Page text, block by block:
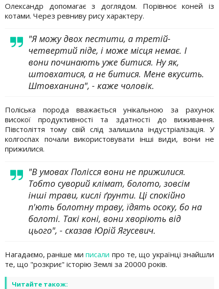
Олександр допомагає з доглядом. Порівнює коней із
котами. Через ревниву рису характеру.
"Я можу двох пестити, а третій-
четвертий піде, і може місця немає. І
вони починають уже битися. Ну як,
штовхатися, а не битися. Мене вкусить.
Штовханина", - каже чоловік.
Поліська порода вважається унікальною за рахунок
високої продуктивності та здатності до виживання.
Півстоліття тому свій слід залишила індустріалізація. У
колгоспах почали використовувати інші види, вони не
прижилися.
"В умовах Полісся вони не прижилися.
Тобто суворий клімат, болото, зовсім
інші трави, кислі ґрунти. Ці спокійно
п'ють болотну траву, їдять осоку, бо на
болоті. Такі коні, вони хворіють від
цього", - сказав Юрій Ягусевич.
Нагадаємо, раніше миписали про те, що українці знайшли
те, що "розкриє" історію Землі за 20000 років.
Читайте також: